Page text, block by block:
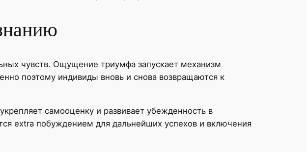
чувств. Ощущение триумфа запускает механизм
поэтому индивиды вновь и снова возвращаются к
самооценку и развивает убежденность в
extra побуждением для дальнейших успехов и включения